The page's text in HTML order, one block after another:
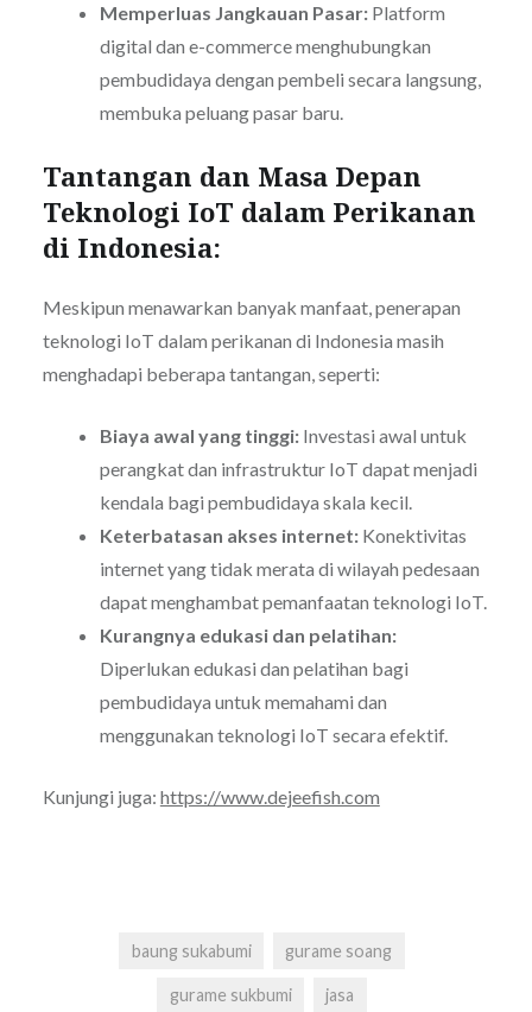
Memperluas Jangkauan Pasar:Platform
digital dan e-commerce menghubungkan
pembudidaya dengan pembeli secara langsung,
membuka peluang pasar baru.
Tantangan dan Masa Depan
Teknologi IoT dalam Perikanan
di Indonesia:
Meskipun menawarkan banyak manfaat, penerapan
teknologi IoT dalam perikanan di Indonesia masih
menghadapi beberapa tantangan, seperti:
Biaya awal yang tinggi:Investasi awal untuk
perangkat dan infrastruktur IoT dapat menjadi
kendala bagi pembudidaya skala kecil.
Keterbatasan akses internet:Konektivitas
internet yang tidak merata di wilayah pedesaan
dapat menghambat pemanfaatan teknologi IoT.
Kurangnya edukasi dan pelatihan:
Diperlukan edukasi dan pelatihan bagi
pembudidaya untuk memahami dan
menggunakan teknologi IoT secara efektif.
Kunjungi juga: https://www.dejeefish.com
baung sukabumi gurame soang
gurame sukbumi jasa